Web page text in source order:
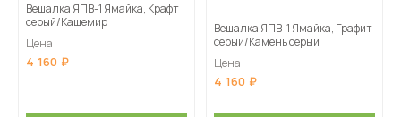
Вешалка ЯПВ-1 Ямайка, Крафт
серый/Кашемир
Цена
4 160
Вешалка ЯПВ-1 Ямайка, Графит
серый/Камень серый
Цена
4 160